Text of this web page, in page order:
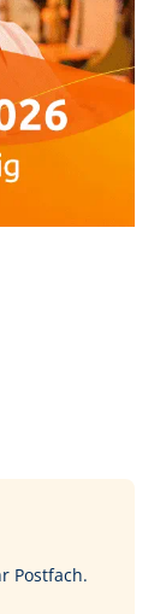
Postfach.